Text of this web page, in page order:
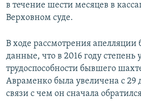
в течение шести месяцев в
Верховном суде.
В ходе рассмотрения
данные, что в 2016 году степень
трудоспособности бывшего
Авраменко была увеличена с 29
связи с чем он сначала